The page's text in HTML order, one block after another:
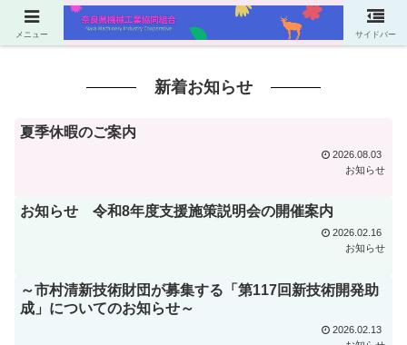
新着お知らせ
夏季休暇のご案内
2026.08.03
お知らせ
お知らせ 令和8年度支援施策説明会の開催案内
2026.02.16
お知らせ
～市村清新技術財団が募集する「第117回新技術開発助
成」についてのお知らせ～
2026.02.13
メニュー サイドバー